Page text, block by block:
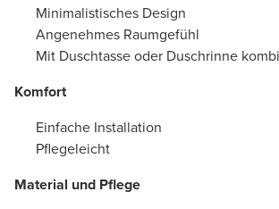
Minimalistisches Design
Angenehmes Raumgefühl
Mit Duschtasse oder Duschrinne
Komfort
Einfache Installation
Pflegeleicht
Material und Pflege